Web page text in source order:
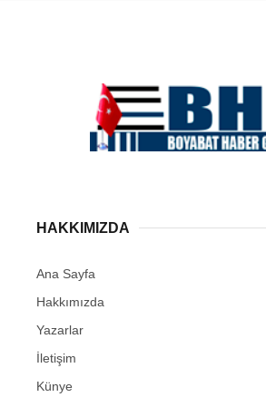
HAKKIMIZDA
Ana Sayfa
Hakkımızda
Yazarlar
İletişim
Künye